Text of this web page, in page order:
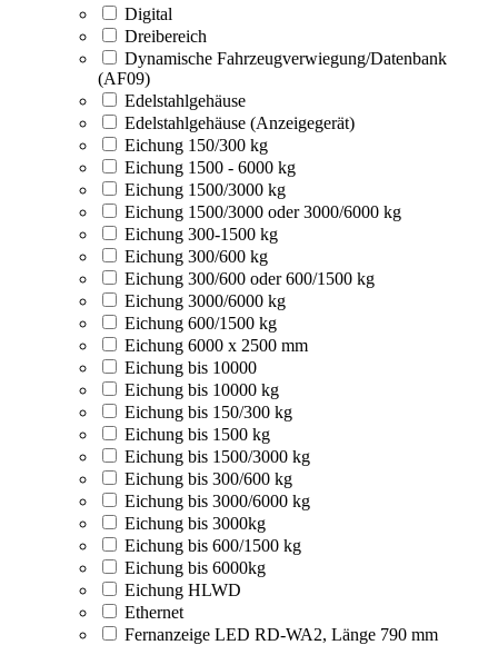
Digital
Dreibereich
Dynamische Fahrzeugverwiegung/Datenbank
(AF09)
Edelstahlgehäuse
Edelstahlgehäuse (Anzeigegerät)
Eichung 150/300 kg
Eichung 1500 - 6000 kg
Eichung 1500/3000 kg
Eichung 1500/3000 oder 3000/6000 kg
Eichung 300-1500 kg
Eichung 300/600 kg
Eichung 300/600 oder 600/1500 kg
Eichung 3000/6000 kg
Eichung 600/1500 kg
Eichung 6000 x 2500 mm
Eichung bis 10000
Eichung bis 10000 kg
Eichung bis 150/300 kg
Eichung bis 1500 kg
Eichung bis 1500/3000 kg
Eichung bis 300/600 kg
Eichung bis 3000/6000 kg
Eichung bis 3000kg
Eichung bis 600/1500 kg
Eichung bis 6000kg
Eichung HLWD
Ethernet
Fernanzeige LED RD-WA2, Länge 790 mm